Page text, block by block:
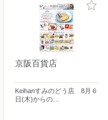
京阪百貨店
Keihanすみのどう店 8月６
日(木)からの…